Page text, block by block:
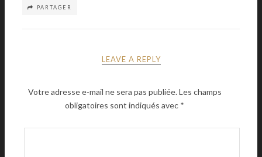
PARTAGER
LEAVE A REPLY
Votre adresse e-mail ne sera pas publiée.Les champs
obligatoires sont indiqués avec *